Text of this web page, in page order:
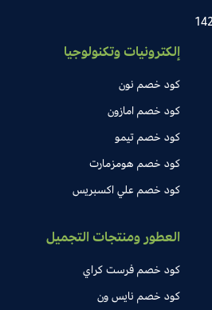
إلكترونيات وتكنولوجيا
كود خصم نون
كود خصم امازون
كود خصم تيمو
كود خصم هومزمارت
كود خصم علي اكسبريس
العطور ومنتجات التجميل
كود خصم فرست كراي
كود خصم نايس ون